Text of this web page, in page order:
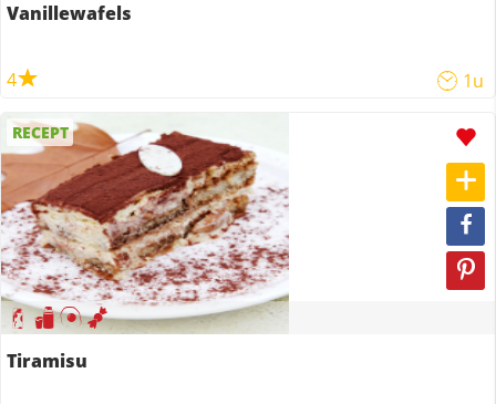
Vanillewafels
4 1u
RECEPT
Tiramisu